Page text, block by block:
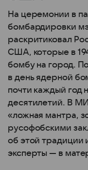
На церемонии в
бомбардировки
раскритиковал
США, которые в
бомбу на город.
в день ядерной
почти каждый год
десятилетий. В
«ложная мантра,
русофобскими
об этой традиции
эксперты — в